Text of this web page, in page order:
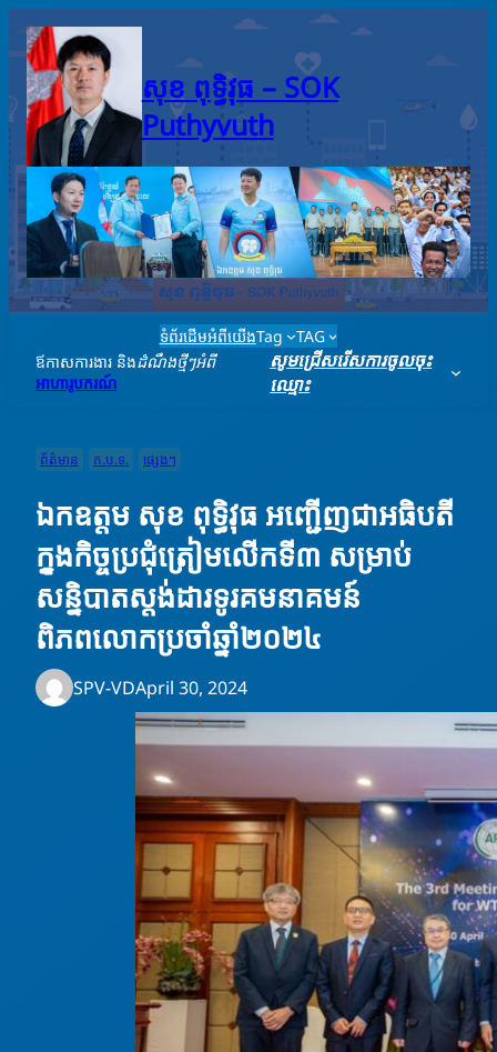
content
សុខ ពុទ្ធិវុធ – SO​K
Puthyvuth
ទំព័រដើមអំពីយើងTag
TAG
ឪកាសការងារ និងដំណឹងថ្មីៗអំពី
អាហារូបករណ៍
សូមជ្រើសរើសការចូលចុះ
ឈ្មោះ
ព័ត៌មាន ក.ប.ទ. ផ្សេងៗ
ឯកឧត្តម សុខ ពុទ្ធិវុធ អញ្ជើញជាអធិបតី
ក្នុងកិច្ចប្រជុំត្រៀមលើកទី៣ សម្រាប់
សន្និបាតស្តង់ដារទូរគមនាគមន៍
ពិភពលោកប្រចាំឆ្នាំ២០២៤
SPV-VDApril 30, 2024